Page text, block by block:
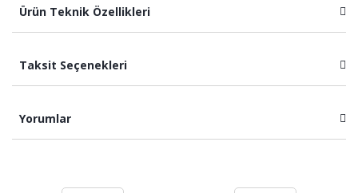
Ürün Teknik Özellikleri
Taksit Seçenekleri
Yorumlar